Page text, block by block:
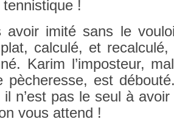
!
avoir imité sans le
cal­culé, et
Karim l’im­posteur,
pècheres­se, est
il n’est pas le seul à
vous at­tend !